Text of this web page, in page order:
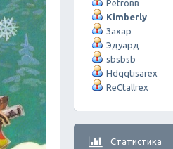
Petroвв
Kimberly
Захар
Эдуард
sbsbsb
Hdqqtisarex
ReCtallrex
Статистика